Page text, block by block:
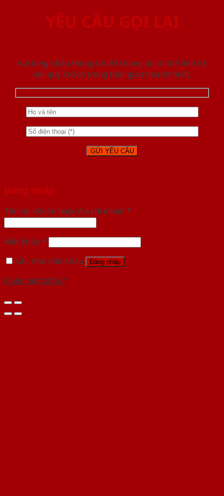
YÊU CẦU GỌI LẠI
Vui lòng nhập thông tin để chúng tôi có thể liên hệ
với quý khách trong thời gian nhanh nhất.
Đăng nhập
Tên tài khoản hoặc địa chỉ email *
Mật khẩu *
Ghi nhớ mật khẩu
Đăng nhập
Quên mật khẩu?